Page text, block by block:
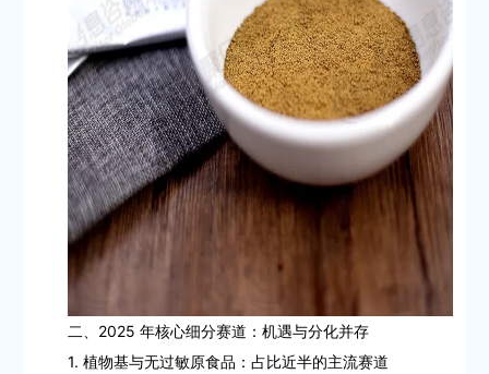
二、2025 年核心细分赛道：机遇与分化并存
1. 植物基与无过敏原食品：占比近半的主流赛道